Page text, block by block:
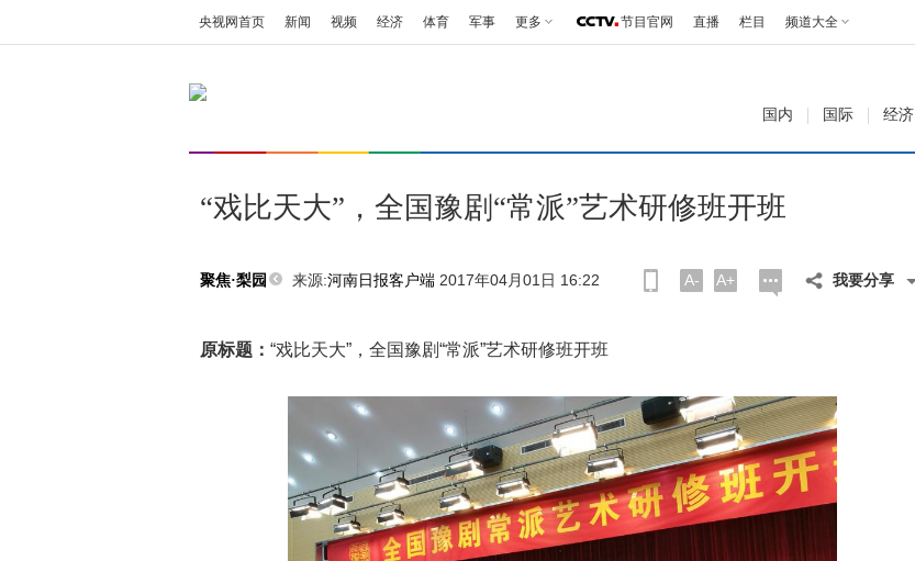
央视网首页 新闻 视频 经济 体育 军事 更多 节目官网 直播 栏目 频道大全
国内 国际 经济
“戏比天大”，全国豫剧“常派”艺术研修班开班
聚焦·梨园 来源:河南日报客户端 2017年04月01日 16:22 A- A+ 我要分享
原标题： “戏比天大”，全国豫剧“常派”艺术研修班开班